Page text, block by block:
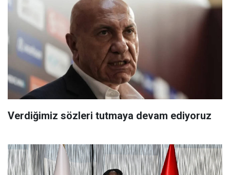
Verdiğimiz sözleri tutmaya devam ediyoruz